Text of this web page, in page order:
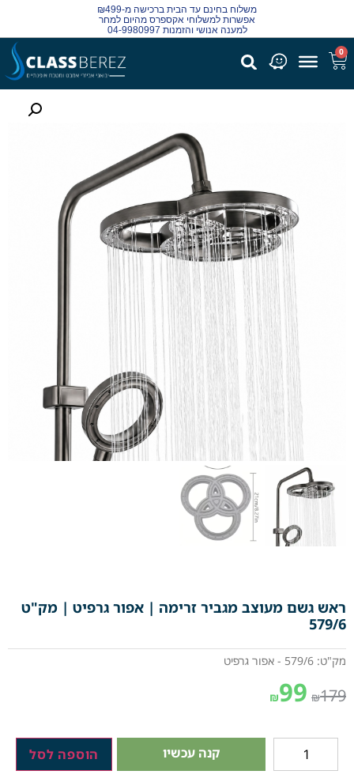
משלוח בחינם עד הבית ברכישה מ-₪499
אפשרות למשלוחי אקספרס מהיום למחר
למענה אנושי והזמנות 04-9980997
0
ראש גשם מעוצב מגביר זרימה | אפור גרפיט | מק"ט
579/6
מק"ט: 579/6 - אפור גרפיט
₪179
₪99
קנה עכשיו הוספה לסל